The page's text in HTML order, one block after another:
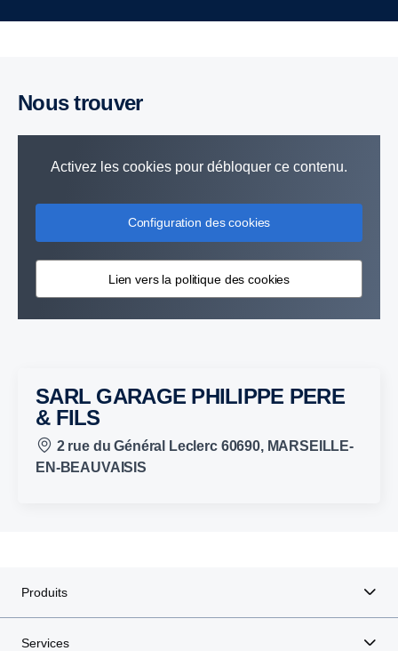
Nous trouver
Activez les cookies pour débloquer ce contenu.
Configuration des cookies
Lien vers la politique des cookies
SARL GARAGE PHILIPPE PERE
& FILS
2 rue du Général Leclerc 60690, MARSEILLE-
EN-BEAUVAISIS
Produits
Services